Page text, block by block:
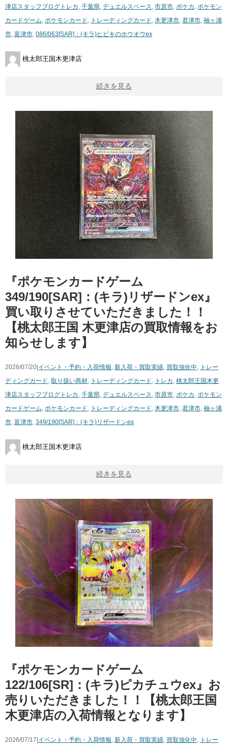
津店スタッフブログ トレカ , 千葉県, デュエルスペース, 市原市, ポケカ , ポケモン
カードゲーム, ポケモンカード, トレーディングカード, 木更津市, 君津市, 袖ヶ浦
市, 富津市, 086/063[SAR]：(キラ)ヒビキのホウオウex
桃太郎王国木更津店
続きを見る
『ポケモンカードゲーム
349/190[SAR]：(キラ)リザードンex』
買い取りさせていただきました！！
【桃太郎王国 木更津店の買取情報をお
知らせします】
2026/07/20| イベント・予約・入荷情報, 新入荷・買取実績, 買取強化中, トレー
ディングカード, 取り扱い商材, トレーディングカード, トレカ , 桃太郎王国木更
津店スタッフブログ トレカ , 千葉県, デュエルスペース, 市原市, ポケカ , ポケモン
カードゲーム, ポケモンカード, トレーディングカード, 木更津市, 君津市, 袖ヶ浦
市, 富津市, 349/190[SAR]：(キラ)リザードンex
桃太郎王国木更津店
続きを見る
『ポケモンカードゲーム
122/106[SR]：(キラ)ピカチュウex』お
売りいただきました！！【桃太郎王国
木更津店の入荷情報となります】
2026/07/17| イベント・予約・入荷情報, 新入荷・買取実績, 買取強化中, トレー